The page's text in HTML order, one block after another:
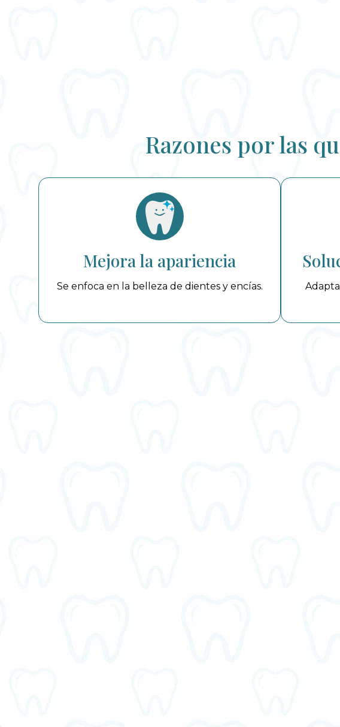
Razones por las
Mejora la apariencia
Se enfoca en la belleza de dientes y encías.